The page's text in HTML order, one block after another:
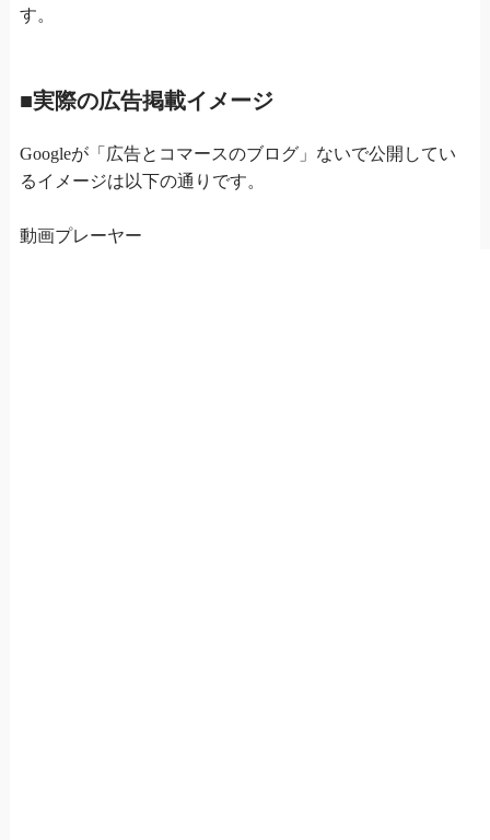
す。
■実際の広告掲載イメージ
Googleが「広告とコマースのブログ」ないで公開してい
るイメージは以下の通りです。
動画プレーヤー